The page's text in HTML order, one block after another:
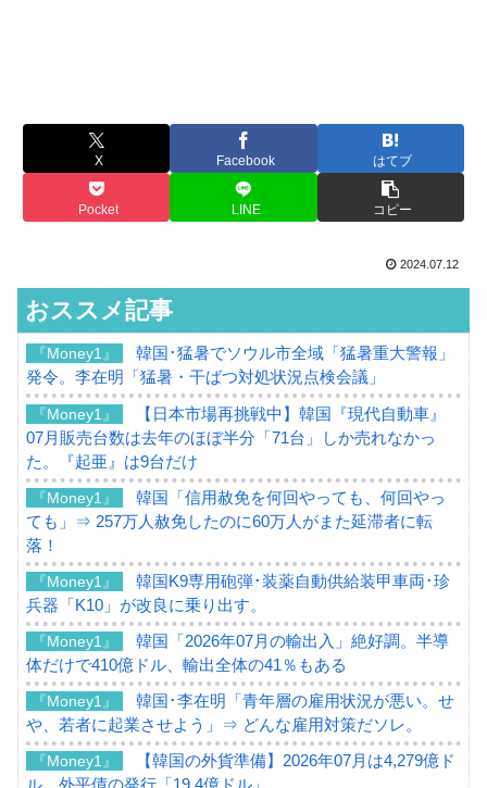
X Facebook はてブ
Pocket LINE コピー
2024.07.12
おススメ記事
『Money1』
韓国･猛暑でソウル市全域「猛暑重大警報」
発令。李在明「猛暑・干ばつ対処状況点検会議」
『Money1』
【日本市場再挑戦中】韓国『現代自動車』
07月販売台数は去年のほぼ半分「71台」しか売れなかっ
た。『起亜』は9台だけ
『Money1』
韓国「信用赦免を何回やっても、何回やっ
ても」⇒ 257万人赦免したのに60万人がまた延滞者に転
落！
『Money1』
韓国K9専用砲弾･装薬自動供給装甲車両･珍
兵器「K10」が改良に乗り出す。
『Money1』
韓国「2026年07月の輸出入」絶好調。半導
体だけで410億ドル、輸出全体の41％もある
『Money1』
韓国･李在明「青年層の雇用状況が悪い。せ
や、若者に起業させよう」⇒ どんな雇用対策だソレ。
『Money1』
【韓国の外貨準備】2026年07月は4,279億ド